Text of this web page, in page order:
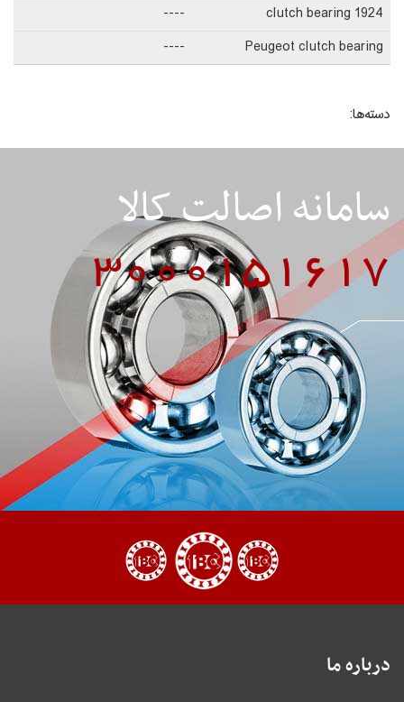
1924 clutch bearing
----
Peugeot clutch bearing
----
دسته‌ها:
سامانه اصالت کالا
3000151617
درباره ما